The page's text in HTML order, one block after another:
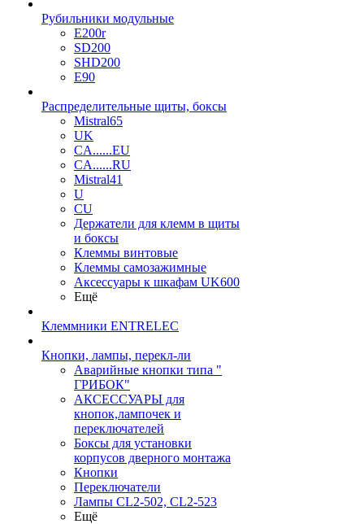
Рубильники модульные
E200r
SD200
SHD200
E90
Распределительные щиты, боксы
Mistral65
UK
CA......EU
CA......RU
Mistral41
U
CU
Держатели для клемм в щиты
и боксы
Клеммы винтовые
Клеммы самозажимные
Аксессуары к шкафам UK600
Ещё
Клеммники ENTRELEC
Кнопки, лампы, перекл-ли
Аварийные кнопки типа "
ГРИБОК"
АКСЕССУАРЫ для
кнопок,лампочек и
переключателей
Боксы для установки
корпусов дверного монтажа
Кнопки
Переключатели
Лампы CL2-502, CL2-523
Ещё